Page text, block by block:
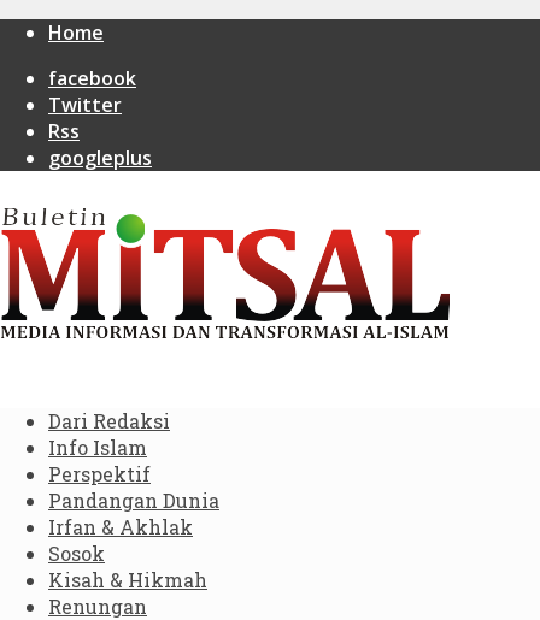
Home
facebook
Twitter
Rss
googleplus
Dari Redaksi
Info Islam
Perspektif
Pandangan Dunia
Irfan & Akhlak
Sosok
Kisah & Hikmah
Renungan